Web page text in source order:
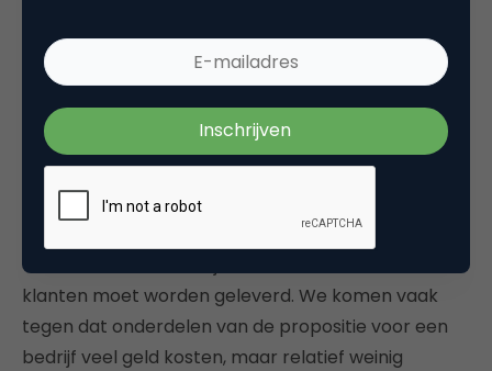
“De vrouw van de directeur die
een slechte ervaring had, leidt
niet tot de meest succesvolle
propositie”
“Dat betekent niet altijd dat er méér waarde aan
klanten moet worden geleverd. We komen vaak
tegen dat onderdelen van de propositie voor een
bedrijf veel geld kosten, maar relatief weinig